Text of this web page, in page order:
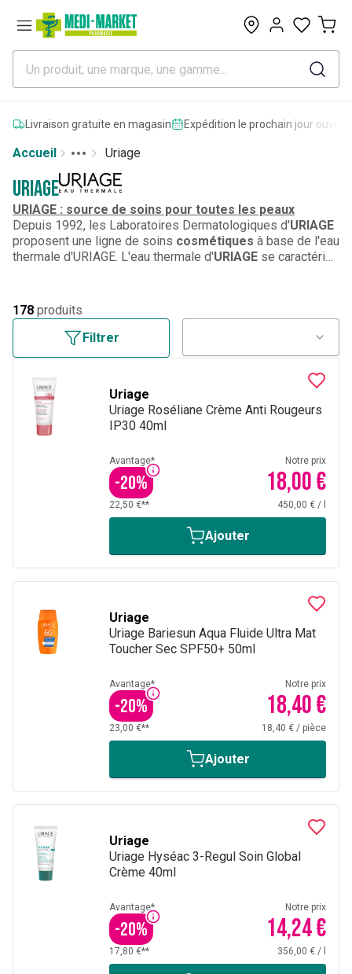
0
Livraison gratuite en magasin Expédition le prochain jour
Accueil
More
Toggle menu
Uriage
Uriage
URIAGE : source de soins pour toutes les peaux
Depuis 1992, les Laboratoires Dermatologiques d'URIAGE
proposent une ligne de soins cosmétiques à base de l'eau
thermale d'URIAGE. L'eau thermale d'URIAGE se caractérise
convenant à tous les types de peau. L'eau thermale
d'URIAGEest à la base de produits dermo-cosmétiques
spécialement conçus pour l'équilibre et le soin des
peaux
sensibles
de l' et de l' enfant.
178 produits
Filtrer
Uriage
Uriage Roséliane Crème Anti Rougeurs
IP30 40ml
Avantage*
-20%
Notre prix
18,00 €
22,50 €** 450,00 € /
Ajouter
Uriage
Uriage Bariesun Aqua Fluide Ultra Mat
Toucher Sec SPF50+ 50ml
Avantage*
-20%
Notre prix
18,40 €
23,00 €** 18,40 € / pièce
Ajouter
Uriage
Uriage Hyséac 3-Regul Soin Global
Crème 40ml
Avantage*
-20%
Notre prix
14,24 €
17,80 €** 356,00 € /